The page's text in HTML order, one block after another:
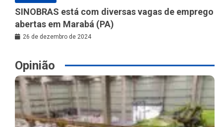
SINOBRAS está com diversas vagas de emprego
abertas em Marabá (PA)
26 de dezembro de 2024
Opinião